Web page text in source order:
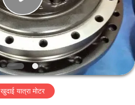
खुदाई यात्रा मोटर